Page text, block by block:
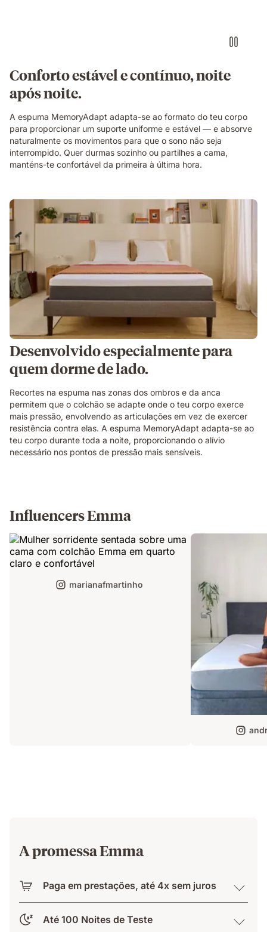
descanso.
Conforto estável e contínuo, noite
após noite.
A espuma MemoryAdapt adapta-se ao formato do teu corpo
para proporcionar um suporte uniforme e estável — e absorve
naturalmente os movimentos para que o sono não seja
interrompido. Quer durmas sozinho ou partilhes a cama,
manténs-te confortável da primeira à última hora.
Desenvolvido especialmente para
quem dorme de lado.
Recortes na espuma nas zonas dos ombros e da anca
permitem que o colchão se adapte onde o teu corpo exerce
mais pressão, envolvendo as articulações em vez de exercer
resistência contra elas. A espuma MemoryAdapt adapta-se ao
teu corpo durante toda a noite, proporcionando o alívio
necessário nos pontos de pressão mais sensíveis.
Influencers Emma
marianafmartinho
A promessa Emma
Paga em prestações, até 4x sem juros
Até 100 Noites de Teste